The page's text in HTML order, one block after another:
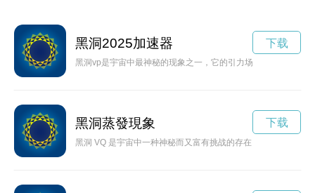
黑洞2025加速器
黑洞vp是宇宙中最神秘的现象之一，它的引力场无法形容，吞
下载
黑洞蒸發現象
黑洞 VQ 是宇宙中一种神秘而又富有挑战的存在，科学家们一
下载